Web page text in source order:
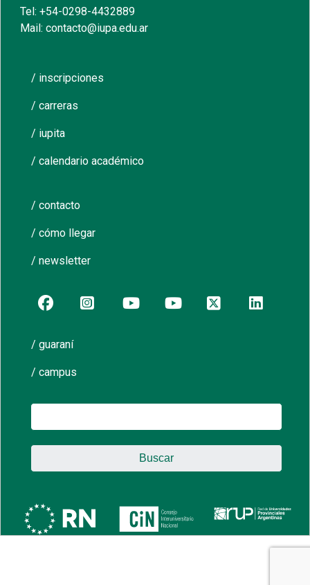
Tel: +54-0298-4432889
Mail: contacto@iupa.edu.ar
/ inscripciones
/ carreras
/ iupita
/ calendario académico
/ contacto
/ cómo llegar
/ newsletter
/ guaraní
/ campus
Buscar: